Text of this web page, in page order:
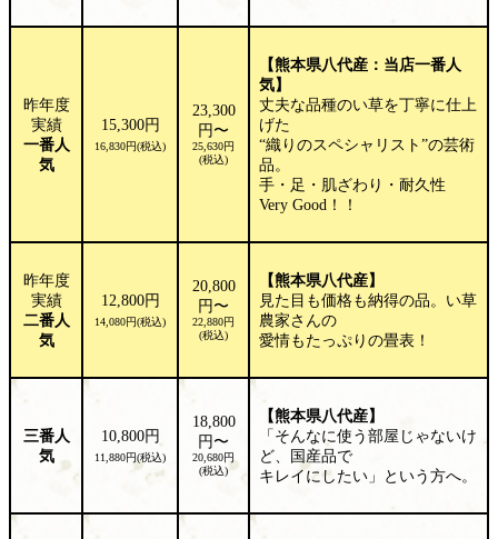
昨年度
実績
一番人
気
15,300円
16,830円(税込)
23,300
円〜
25,630円
(税込)
【熊本県八代産：当店一番人
気】
丈夫な品種のい草を丁寧に仕上
げた
“織りのスペシャリスト”の芸術
品。
手・足・肌ざわり・耐久性
Very Good！！
昨年度
実績
二番人
気
12,800円
14,080円(税込)
20,800
円〜
22,880円
(税込)
【熊本県八代産】
見た目も価格も納得の品。い草
農家さんの
愛情もたっぷりの畳表！
三番人
気
10,800円
11,880円(税込)
18,800
円〜
20,680円
(税込)
【熊本県八代産】
「そんなに使う部屋じゃないけ
ど、国産品で
キレイにしたい」という方へ。